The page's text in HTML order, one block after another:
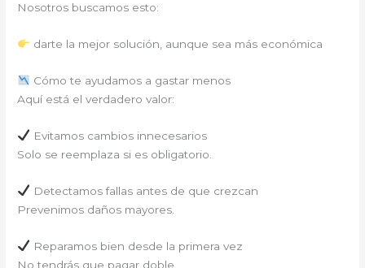
Nosotros buscamos esto:
darte la mejor solución, aunque sea más económica
Cómo te ayudamos a gastar menos
Aquí está el verdadero valor:
Evitamos cambios innecesarios
Solo se reemplaza si es obligatorio.
Detectamos fallas antes de que crezcan
Prevenimos daños mayores.
Reparamos bien desde la primera vez
No tendrás que pagar doble.